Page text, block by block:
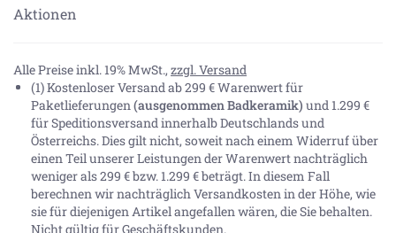
Aktionen
Alle Preise inkl. 19% MwSt., zzgl. Versand
(1) Kostenloser Versand ab 299 € Warenwert für
Paketlieferungen(ausgenommen Badkeramik) und 1.299 €
für Speditionsversand innerhalb Deutschlands und
Österreichs. Dies gilt nicht, soweit nach einem Widerruf über
einen Teil unserer Leistungen der Warenwert nachträglich
weniger als 299 € bzw. 1.299 € beträgt. In diesem Fall
berechnen wir nachträglich Versandkosten in der Höhe, wie
sie für diejenigen Artikel angefallen wären, die Sie behalten.
Nicht gültig für Geschäftskunden.